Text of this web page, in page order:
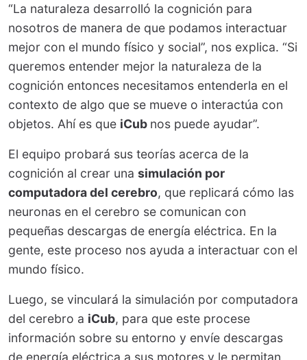
“La naturaleza desarrolló la cognición para
nosotros de manera de que podamos interactuar
mejor con el mundo físico y social”, nos explica. “Si
queremos entender mejor la naturaleza de la
cognición entonces necesitamos entenderla en el
contexto de algo que se mueve o interactúa con
objetos. Ahí es que iCub nos puede ayudar”.
El equipo probará sus teorías acerca de la
cognición al crear una simulación por
computadora del cerebro, que replicará cómo las
neuronas en el cerebro se comunican con
pequeñas descargas de energía eléctrica. En la
gente, este proceso nos ayuda a interactuar con el
mundo físico.
Luego, se vinculará la simulación por computadora
del cerebro a iCub, para que este procese
información sobre su entorno y envíe descargas
de energía eléctrica a sus motores y le permitan